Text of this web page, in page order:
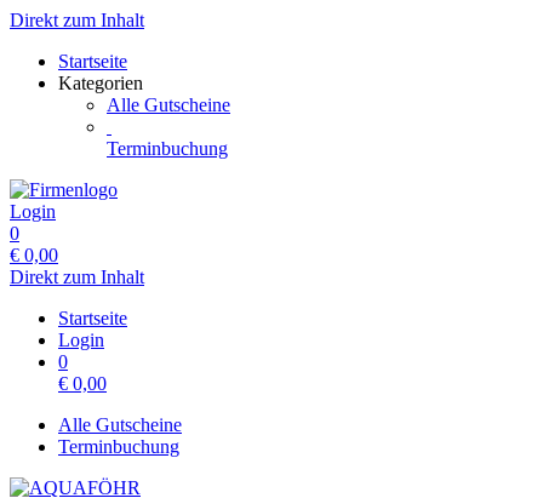
Direkt zum Inhalt
Startseite
Kategorien
Alle Gutscheine
Terminbuchung
Login
0
€ 0,00
Direkt zum Inhalt
Startseite
Login
0
€ 0,00
Alle Gutscheine
Terminbuchung